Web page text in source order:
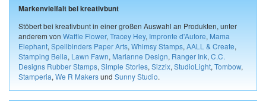
Markenvielfalt bei kreativbunt
Stöbert bei kreativbunt in einer großen Auswahl an Produkten, unter
anderem von Waffle Flower, Tracey Hey, Impronte d'Autore, Mama
Elephant, Spellbinders Paper Arts, Whimsy Stamps, AALL & Create,
Stamping Bella, Lawn Fawn, Marianne Design, Ranger Ink, C.C.
Designs Rubber Stamps, Simple Stories, Sizzix, StudioLight, Tombow,
Stamperia, We R Makersund Sunny Studio.